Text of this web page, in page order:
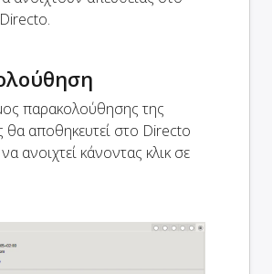
παρακολούθησης της
θα αποθηκευτεί στο Directo
ανοιχτεί κάνοντας κλικ σε